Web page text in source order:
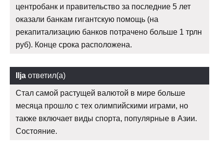
центробанк и правительство за последние 5 лет
оказали банкам гигантскую помощь (на
рекапитализацию банков потрачено больше 1 трлн
руб). Конце срока расположена.
Ilja ответил(а)
Стал самой растущей валютой в мире больше
месяца прошло с тех олимпийскими играми, но
также включает виды спорта, популярные в Азии.
Состояние.